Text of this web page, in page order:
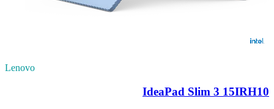
Lenovo
IdeaPad Slim 3 15IRH10